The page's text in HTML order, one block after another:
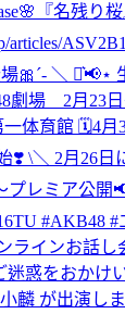
『名残り
🎀´‐ ＼
劇場 2月23
一体育館 🗓️4
❣️ \＼ 2月26日
プレミア公開
#AKB48
ラインお話
惑をおかけ
麟 が出演し